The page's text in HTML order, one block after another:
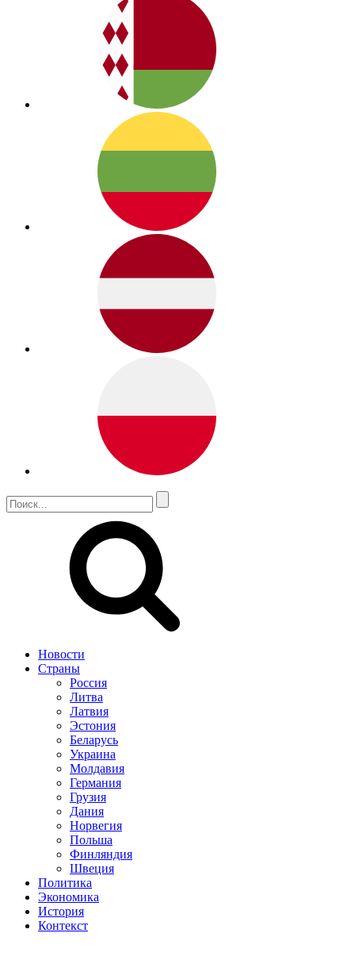
Новости
Страны
Россия
Литва
Латвия
Эстония
Беларусь
Украина
Молдавия
Германия
Грузия
Дания
Норвегия
Польша
Финляндия
Швеция
Политика
Экономика
История
Контекст